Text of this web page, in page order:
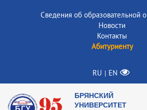
Сведения об образовательной
Новости
Контакты
Абитуриенту
RU | EN
БРЯНСКИЙ
УНИВЕРСИТЕТ